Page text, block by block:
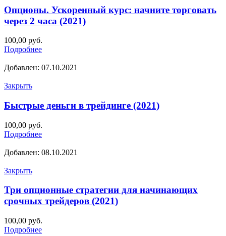
Опционы. Ускоренный курс: начните торговать
через 2 часа (2021)
100,00 руб.
Подробнее
Добавлен: 07.10.2021
Закрыть
Быстрые деньги в трейдинге (2021)
100,00 руб.
Подробнее
Добавлен: 08.10.2021
Закрыть
Три опционные стратегии для начинающих
срочных трейдеров (2021)
100,00 руб.
Подробнее